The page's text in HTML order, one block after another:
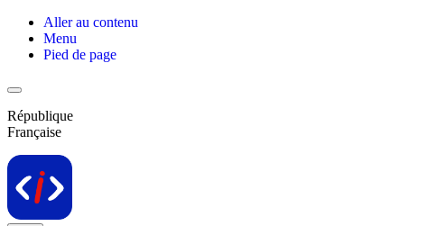
Aller au contenu
Menu
Pied de page
République
Française